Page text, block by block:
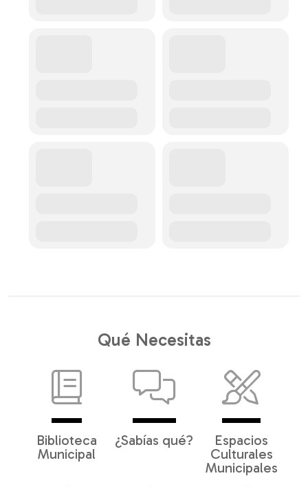
Qué Necesitas
Biblioteca
Municipal
¿Sabías qué?
Espacios
Culturales
Municipales